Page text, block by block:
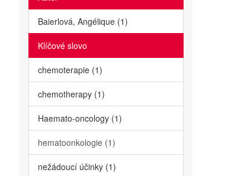
Baierlová, Angélique (1)
Klíčové slovo
chemoterapie (1)
chemotherapy (1)
Haemato-oncology (1)
hematoonkologie (1)
nežádoucí účinky (1)